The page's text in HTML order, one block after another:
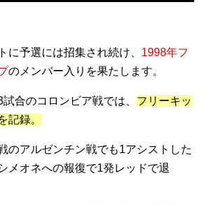
に予選には招集され続け、 1998年フ
のメンバー入りを果たします。
合のコロンビア戦では、 フリーキッ
記録。
のアルゼンチン戦でも1アシストした
メオネへの報復で1発レッドで退